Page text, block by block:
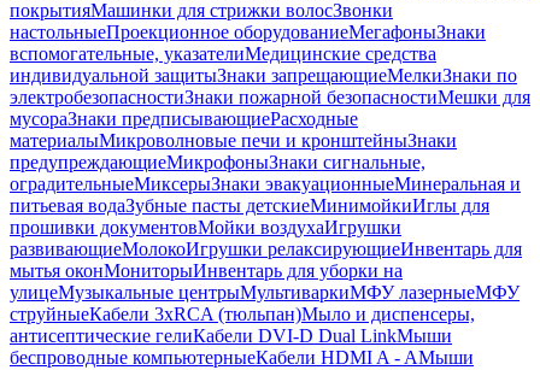
покрытияМашинки для стрижки волосЗвонки
настольныеПроекционное оборудованиеМегафоныЗнаки
вспомогательные, указателиМедицинские средства
индивидуальной защитыЗнаки запрещающиеМелкиЗнаки по
электробезопасностиЗнаки пожарной безопасностиМешки для
мусораЗнаки предписывающиеРасходные
материалыМикроволновые печи и кронштейныЗнаки
предупреждающиеМикрофоныЗнаки сигнальные,
оградительныеМиксерыЗнаки эвакуационныеМинеральная и
питьевая водаЗубные пасты детскиеМинимойкиИглы для
прошивки документовМойки воздухаИгрушки
развивающиеМолокоИгрушки релаксирующиеИнвентарь для
мытья оконМониторыИнвентарь для уборки на
улицеМузыкальные центрыМультиваркиМФУ лазерныеМФУ
струйныеКабели 3xRCA (тюльпан)Мыло и диспенсеры,
антисептические гелиКабели DVI-D Dual LinkМыши
беспроводные компьютерныеКабели HDMI A - AМыши